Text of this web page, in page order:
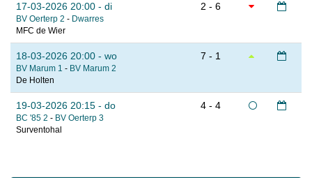
17-03-2026 20:00 - di
BV Oerterp 2 - Dwarres
MFC de Wier
2 - 6
18-03-2026 20:00 - wo
BV Marum 1 - BV Marum 2
De Holten
7 - 1
19-03-2026 20:15 - do
BC '85 2 - BV Oerterp 3
Surventohal
4 - 4